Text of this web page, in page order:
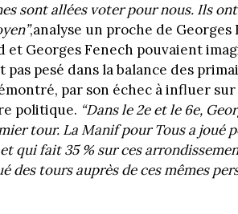
sont allées voter pour nous. Ils
,analyse un proche de Georges
Georges Fenech pouvaient
pesé dans la balance des
par son échec à influer
politique. “Dans le 2e et le 6e,
tour. La Manif pour Tous a joué
qui fait 35 % sur ces
des tours auprès de ces mêmes